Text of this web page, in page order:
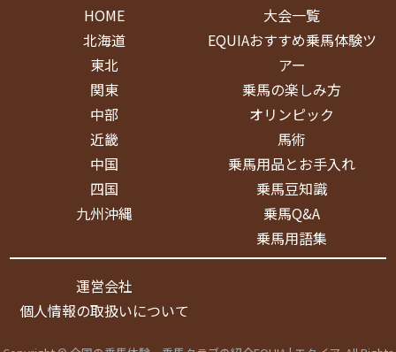
HOME
北海道
東北
関東
中部
近畿
中国
四国
九州沖縄
大会一覧
EQUIAおすすめ乗馬体験ツ
アー
乗馬の楽しみ方
オリンピック
馬術
乗馬用品とお手入れ
乗馬豆知識
乗馬Q&A
乗馬用語集
運営会社
個人情報の取扱いについて